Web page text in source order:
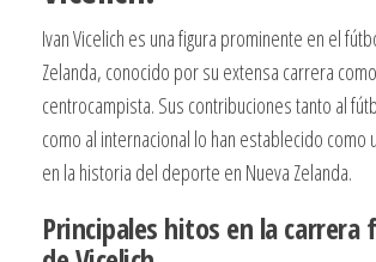
Ivan Vicelich es una figura prominente en el
Zelanda, conocido por su extensa carrera
centrocampista. Sus contribuciones tanto al
como al internacional lo han establecido como
en la historia del deporte en Nueva Zelanda.
Principales hitos en la